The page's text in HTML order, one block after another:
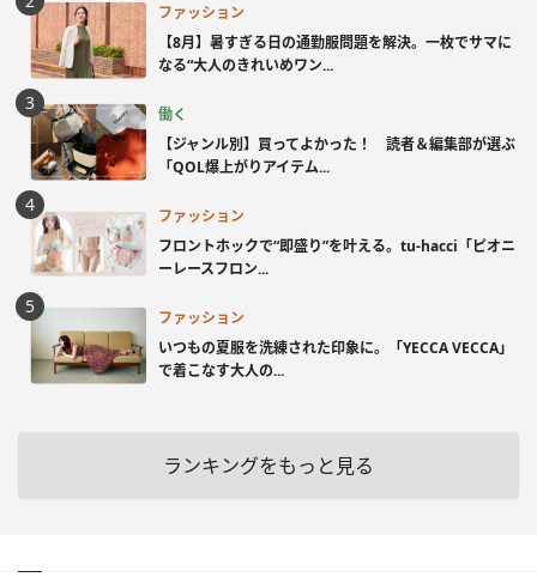
ファッション
【8月】暑すぎる日の通勤服問題を解決。一枚でサマに
なる“大人のきれいめワン...
働く
【ジャンル別】買ってよかった！ 読者＆編集部が選ぶ
「QOL爆上がりアイテム...
ファッション
フロントホックで“即盛り”を叶える。tu-hacci「ピオニ
ーレースフロン...
ファッション
いつもの夏服を洗練された印象に。「YECCA VECCA」
で着こなす大人の...
ランキングをもっと見る